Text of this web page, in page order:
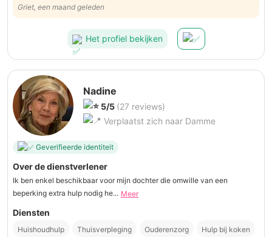
Griet, een maand geleden
Het profiel bekijken
Nadine
5/5 (27 reviews)
Verplaatst zich naar Damme
Geverifieerde identiteit
Over de dienstverlener
Ik ben enkel beschikbaar voor mijn dochter die omwille van een
beperking extra hulp nodig he... Meer
Diensten
Huishoudhulp Thuisverpleging Ouderenzorg Hulp bij koken